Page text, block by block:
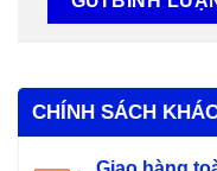
CHÍNH SÁCH